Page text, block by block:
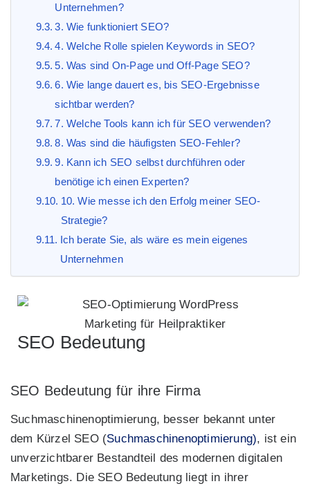
Unternehmen?
3. Wie funktioniert SEO?
4. Welche Rolle spielen Keywords in SEO?
5. Was sind On-Page und Off-Page SEO?
6. Wie lange dauert es, bis SEO-Ergebnisse
sichtbar werden?
7. Welche Tools kann ich für SEO verwenden?
8. Was sind die häufigsten SEO-Fehler?
9. Kann ich SEO selbst durchführen oder
benötige ich einen Experten?
10. Wie messe ich den Erfolg meiner SEO-
Strategie?
Ich berate Sie, als wäre es mein eigenes
Unternehmen
Marketing für Heilpraktiker
SEO Bedeutung
SEO Bedeutung für ihre Firma
Suchmaschinenoptimierung, besser bekannt unter
dem Kürzel SEO (Suchmaschinenoptimierung), ist ein
unverzichtbarer Bestandteil des modernen digitalen
Marketings. Die SEO Bedeutung liegt in ihrer